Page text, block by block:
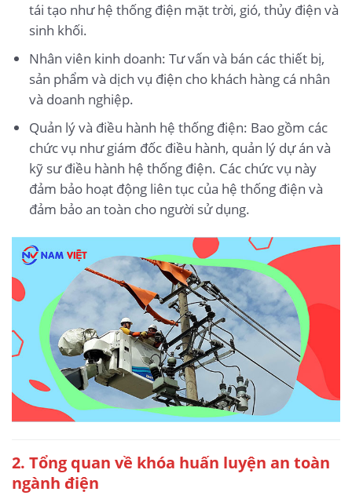
tái tạo như hệ thống điện mặt trời, gió, thủy điện và
sinh khối.
Nhân viên kinh doanh: Tư vấn và bán các thiết bị,
sản phẩm và dịch vụ điện cho khách hàng cá nhân
và doanh nghiệp.
Quản lý và điều hành hệ thống điện: Bao gồm các
chức vụ như giám đốc điều hành, quản lý dự án và
kỹ sư điều hành hệ thống điện. Các chức vụ này
đảm bảo hoạt động liên tục của hệ thống điện và
đảm bảo an toàn cho người sử dụng.
2. Tổng quan về khóa huấn luyện an toàn
ngành điện